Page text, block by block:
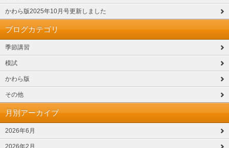
かわら版2025年10月号更新しました
ブログカテゴリ
季節講習
模試
かわら版
その他
月別アーカイブ
2026年6月
2026年2月